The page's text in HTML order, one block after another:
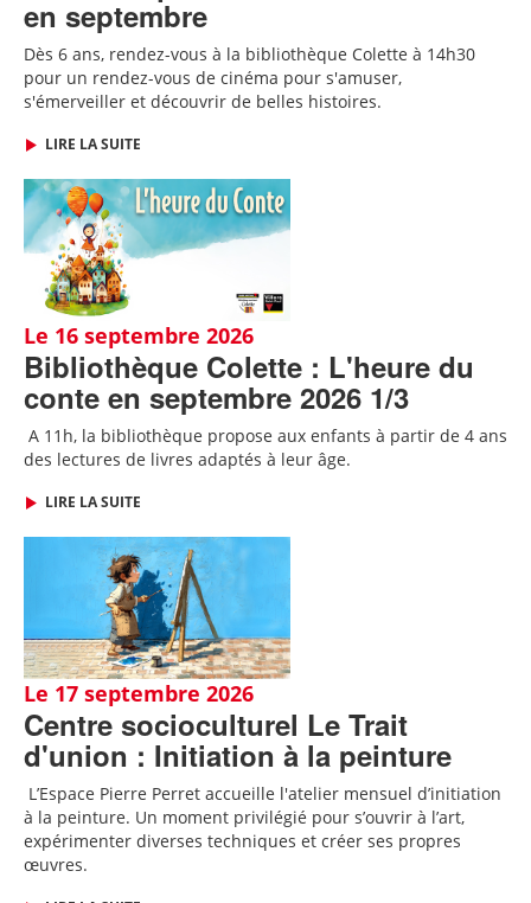
en septembre
Dès 6 ans, rendez-vous à la bibliothèque Colette à 14h30
pour un rendez-vous de cinéma pour s'amuser,
s'émerveiller et découvrir de belles histoires.
LIRE LA SUITE
Le 16 septembre 2026
Bibliothèque Colette : L'heure du
conte en septembre 2026 1/3
A 11h, la bibliothèque propose aux enfants à partir de 4 ans
des lectures de livres adaptés à leur âge.
LIRE LA SUITE
Le 17 septembre 2026
Centre socioculturel Le Trait
d'union : Initiation à la peinture
L’Espace Pierre Perret accueille l'atelier mensuel d’initiation
à la peinture. Un moment privilégié pour s’ouvrir à l’art,
expérimenter diverses techniques et créer ses propres
œuvres.